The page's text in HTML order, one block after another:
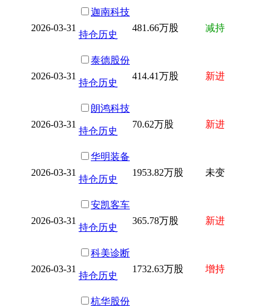
2026-03-31
迦南科技
持仓历史
481.66万股 减持
2026-03-31
泰德股份
持仓历史
414.41万股 新进
2026-03-31
朗鸿科技
持仓历史
70.62万股 新进
2026-03-31
华明装备
持仓历史
1953.82万股 未变
2026-03-31
安凯客车
持仓历史
365.78万股 新进
2026-03-31
科美诊断
持仓历史
1732.63万股 增持
杭华股份